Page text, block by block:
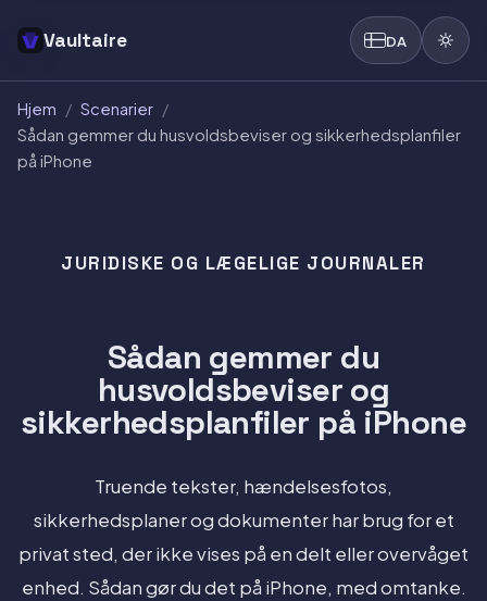
Vaultaire DA
Hjem / Scenarier /
Sådan gemmer du husvoldsbeviser og sikkerhedsplanfiler
på iPhone
JURIDISKE OG LÆGELIGE JOURNALER
Sådan gemmer du
husvoldsbeviser og
sikkerhedsplanfiler på iPhone
Truende tekster, hændelsesfotos,
sikkerhedsplaner og dokumenter har brug for et
privat sted, der ikke vises på en delt eller overvåget
enhed. Sådan gør du det på iPhone, med omtanke.